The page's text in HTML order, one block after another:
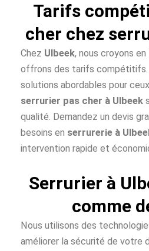
Tarifs
cher chez
Chez Ulbeek, nous croyons
offrons des tarifs compétitifs.
solutions abordables pour
serrurier pas cher à Ulbeek
qualité. Demandez un devis
besoins en serrurerie à
intervention rapide et
Serrurier à
comme
Nous utilisons des
améliorer la sécurité de votre